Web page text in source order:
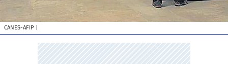
CANES-AFIP